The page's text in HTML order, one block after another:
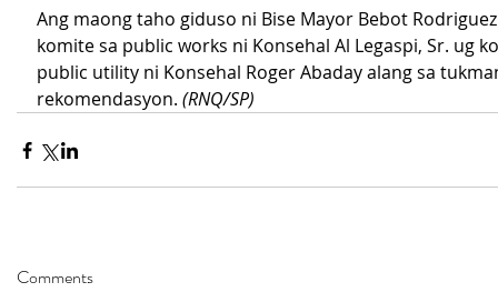
Ang maong taho giduso ni Bise Mayor Bebot
komite sa public works ni Konsehal Al Legaspi, Sr. ug
public utility ni Konsehal Roger Abaday alang sa
rekomendasyon. (RNQ/SP)
Comments